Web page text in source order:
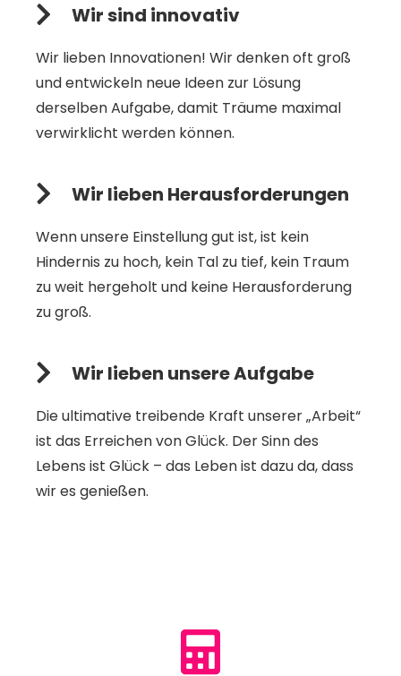
Wir sind innovativ
Wir lieben Innovationen! Wir denken oft groß
und entwickeln neue Ideen zur Lösung
derselben Aufgabe, damit Träume maximal
verwirklicht werden können.
Wir lieben Herausforderungen
Wenn unsere Einstellung gut ist, ist kein
Hindernis zu hoch, kein Tal zu tief, kein Traum
zu weit hergeholt und keine Herausforderung
zu groß.
Wir lieben unsere Aufgabe
Die ultimative treibende Kraft unserer „Arbeit“
ist das Erreichen von Glück. Der Sinn des
Lebens ist Glück – das Leben ist dazu da, dass
wir es genießen.